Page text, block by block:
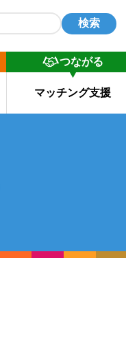
検索
つながる
マッチング支援